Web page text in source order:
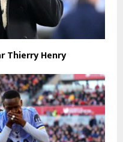
Thierry Henry